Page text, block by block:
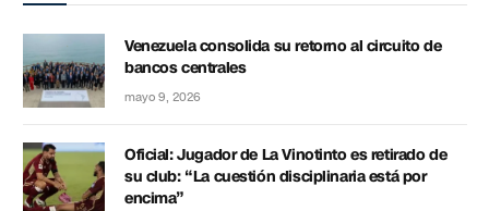
Venezuela consolida su retorno al circuito de
bancos centrales
mayo 9, 2026
Oficial: Jugador de La Vinotinto es retirado de
su club: “La cuestión disciplinaria está por
encima”